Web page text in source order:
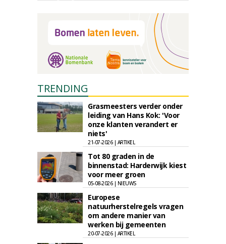
TRENDING
Grasmeesters verder onder
leiding van Hans Kok: 'Voor
onze klanten verandert er
niets'
21-07-2026 | ARTIKEL
Tot 80 graden in de
binnenstad: Harderwijk kiest
voor meer groen
05-08-2026 | NIEUWS
Europese
natuurherstelregels vragen
om andere manier van
werken bij gemeenten
20-07-2026 | ARTIKEL